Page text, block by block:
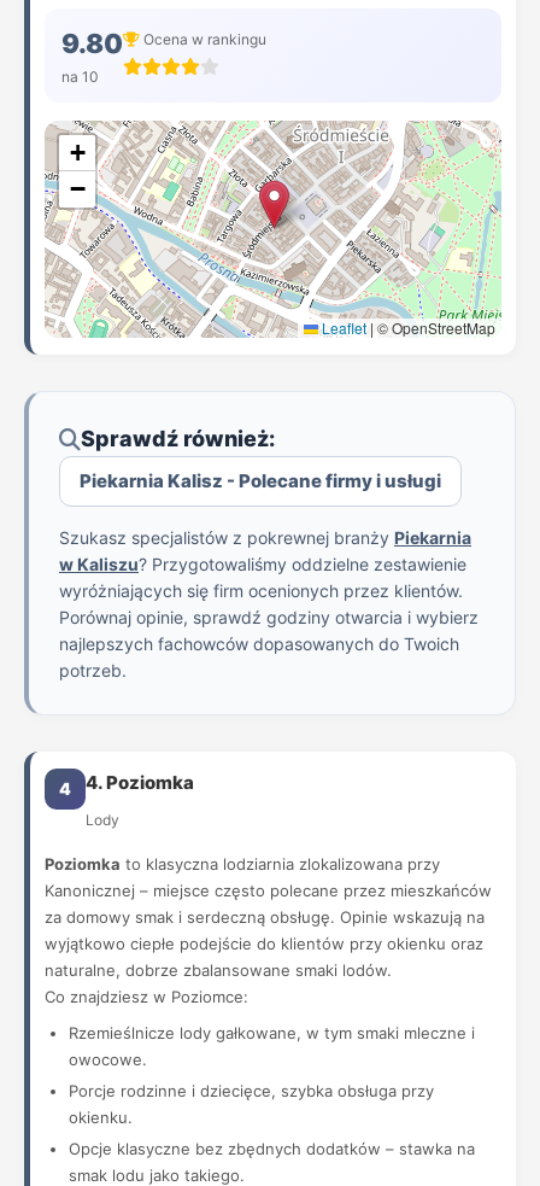
9.80
na 10
Ocena w rankingu
+
−
Leaflet | © OpenStreetMap
Sprawdź również:
Piekarnia Kalisz - Polecane firmy i usługi
Szukasz specjalistów z pokrewnej branży Piekarnia
w Kaliszu? Przygotowaliśmy oddzielne zestawienie
wyróżniających się firm ocenionych przez klientów.
Porównaj opinie, sprawdź godziny otwarcia i wybierz
najlepszych fachowców dopasowanych do Twoich
potrzeb.
4 4. Poziomka
Lody
Poziomka to klasyczna lodziarnia zlokalizowana przy
Kanonicznej – miejsce często polecane przez mieszkańców
za domowy smak i serdeczną obsługę. Opinie wskazują na
wyjątkowo ciepłe podejście do klientów przy okienku oraz
naturalne, dobrze zbalansowane smaki lodów.
Co znajdziesz w Poziomce:
Rzemieślnicze lody gałkowane, w tym smaki mleczne i
owocowe.
Porcje rodzinne i dziecięce, szybka obsługa przy
okienku.
Opcje klasyczne bez zbędnych dodatków – stawka na
smak lodu jako takiego.